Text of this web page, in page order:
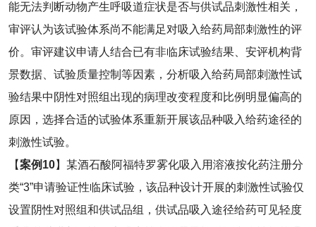
能无法判断动物产生呼吸道症状是否与供试品刺激性相关，
审评认为该试验体系尚不能满足对吸入给药局部刺激性的评
价。审评建议申请人结合已有非临床试验结果、安评机构背
景数据、试验质量控制等因素，分析吸入给药局部刺激性试
验结果中阴性对照组出现的病理改变程度和比例明显偏高的
原因，选择合适的试验体系重新开展该品种吸入给药途径的
刺激性试验。
【案例 10】某酒石酸阿福特罗雾化吸入用溶液按化药注册分
类“3”申请验证性临床试验，该品种设计开展的刺激性试验仅
设置阴性对照组和供试品组，供试品吸入途径给药可见轻度